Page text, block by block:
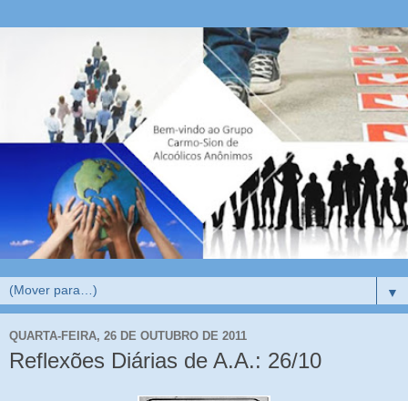
▼
QUARTA-FEIRA, 26 DE OUTUBRO DE 2011
Reflexões Diárias de A.A.: 26/10